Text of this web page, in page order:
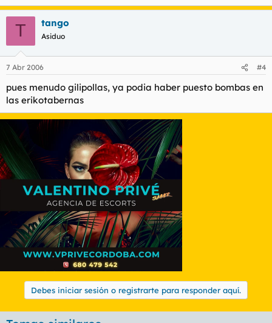
T tango
Asiduo
7 Abr 2006 #4
pues menudo gilipollas, ya podia haber puesto bombas en
las erikotabernas
Debes iniciar sesión o registrarte para responder aquí.